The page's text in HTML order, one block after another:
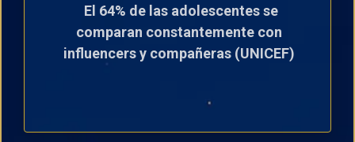
El 64% de las adolescentes se
comparan constantemente con
influencers y compañeras (UNICEF)